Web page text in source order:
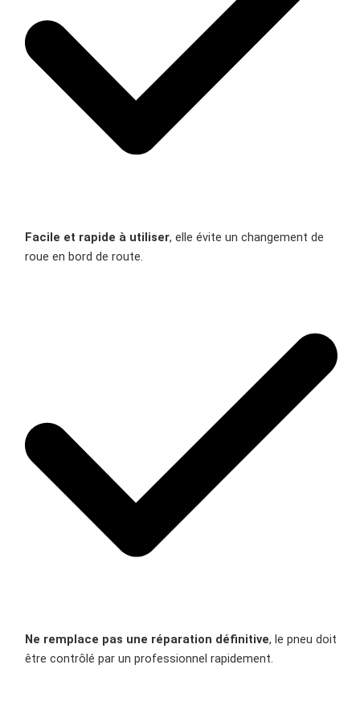
Facile et rapide à utiliser, elle évite un changement de
roue en bord de route.
Ne remplace pas une réparation définitive, le pneu doit
être contrôlé par un professionnel rapidement.